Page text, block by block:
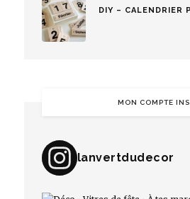
DIY – CALENDRIER
MON COMPTE
lanvertdudecor